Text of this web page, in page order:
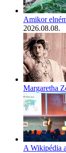
Amikor
2026.08.08.
Margaretha
A Wikipédia